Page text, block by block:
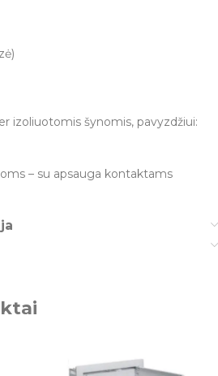
izoliuotomis šynomis, pavyzdžiui:
– su apsauga kontaktams